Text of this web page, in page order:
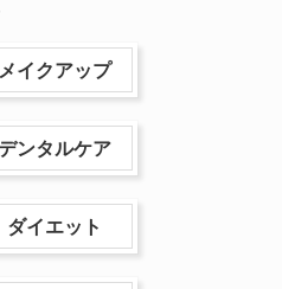
メイクアップ
デンタルケア
ダイエット